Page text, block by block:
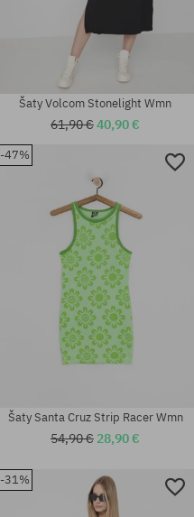
Dostupné veľkosti:
Dostupné veľkosti:
Šaty Volcom Stonelight Wmn
61,90 €40,90 €
-47%
Šaty Santa Cruz Strip Racer Wmn
54,90 € 28,90 €
-31%